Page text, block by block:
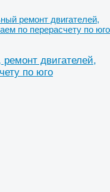
ремонт двигателей,
по перерасчету по юго
двигателей,
по юго